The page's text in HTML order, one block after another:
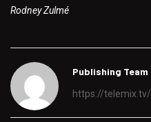
Rodney Zulmé
Publishing Team
https://telemix.tv/